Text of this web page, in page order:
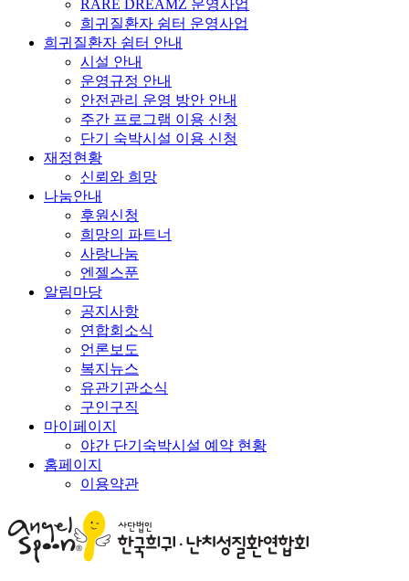
RARE DREAMZ 운영사업
희귀질환자 쉼터 운영사업
희귀질환자 쉼터 안내
시설 안내
운영규정 안내
안전관리 운영 방안 안내
주간 프로그램 이용 신청
단기 숙박시설 이용 신청
재정현황
신뢰와 희망
나눔안내
후원신청
희망의 파트너
사랑나눔
엔젤스푼
알림마당
공지사항
연합회소식
언론보도
복지뉴스
유관기관소식
구인구직
마이페이지
야간 단기숙박시설 예약 현황
홈페이지
이용약관